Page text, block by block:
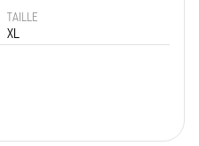
TAILLE
XL